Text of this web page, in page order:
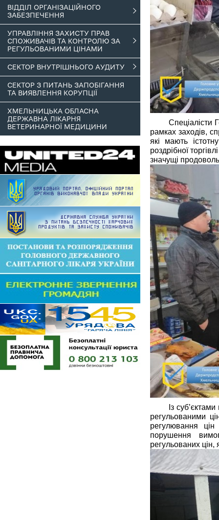
ВІДДІЛ ОРГАНІЗАЦІЙНОГО
ЗАБЕЗПЕЧЕННЯ
УПРАВЛІННЯ ЗАХИСТУ ПРАВ
СПОЖИВАЧІВ ТА КОНТРОЛЮ ЗА
РЕГУЛЬОВАНИМИ ЦІНАМИ
СЕКТОР ВНУТРІШНЬОГО АУДИТУ
СЕКТОР З ПИТАНЬ ЗАПОБІГАННЯ
ТА ВИЯВЛЕННЯ КОРУПЦІЇ
ХМЕЛЬНИЦЬКА ОБЛАСНА
ДЕРЖАВНА ЛІКАРНЯ
ВЕТЕРИНАРНОЇ МЕДИЦИНИ
Спеціалісти
рамках заходів,
які мають
роздрібної
значущі
Із
регульованими
регулювання
порушення
регульованих